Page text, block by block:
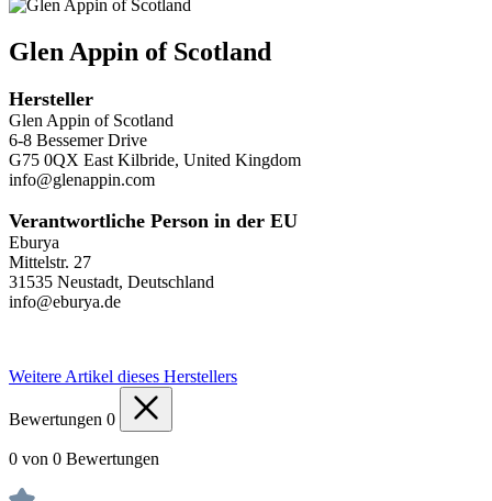
Glen Appin of Scotland
Hersteller
Glen Appin of Scotland
6-8 Bessemer Drive
G75 0QX East Kilbride, United Kingdom
info@glenappin.com
Verantwortliche Person in der EU
Eburya
Mittelstr. 27
31535 Neustadt, Deutschland
info@eburya.de
Weitere Artikel dieses Herstellers
Bewertungen 0
0 von 0 Bewertungen